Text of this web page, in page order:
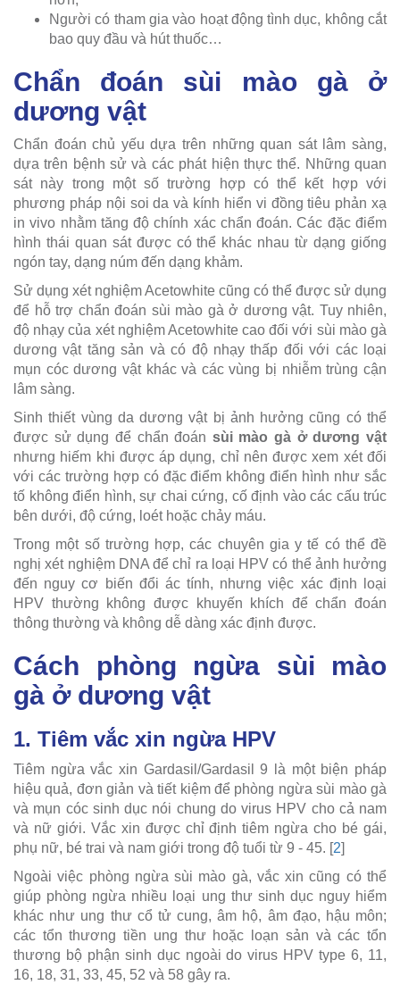
Người có tham gia vào hoạt động tình dục, không cắt
bao quy đầu và hút thuốc…
Chẩn đoán sùi mào gà ở
dương vật
Chẩn đoán chủ yếu dựa trên những quan sát lâm sàng,
dựa trên bệnh sử và các phát hiện thực thể. Những quan
sát này trong một số trường hợp có thể kết hợp với
phương pháp nội soi da và kính hiển vi đồng tiêu phản xạ
in vivo nhằm tăng độ chính xác chẩn đoán. Các đặc điểm
hình thái quan sát được có thể khác nhau từ dạng giống
ngón tay, dạng núm đến dạng khảm.
Sử dụng xét nghiệm Acetowhite cũng có thể được sử dụng
để hỗ trợ chẩn đoán sùi mào gà ở dương vật. Tuy nhiên,
độ nhạy của xét nghiệm Acetowhite cao đối với sùi mào gà
dương vật tăng sản và có độ nhạy thấp đối với các loại
mụn cóc dương vật khác và các vùng bị nhiễm trùng cận
lâm sàng.
Sinh thiết vùng da dương vật bị ảnh hưởng cũng có thể
được sử dụng để chẩn đoán sùi mào gà ở dương vật
nhưng hiếm khi được áp dụng, chỉ nên được xem xét đối
với các trường hợp có đặc điểm không điển hình như sắc
tố không điển hình, sự chai cứng, cố định vào các cấu trúc
bên dưới, độ cứng, loét hoặc chảy máu.
Trong một số trường hợp, các chuyên gia y tế có thể đề
nghị xét nghiệm DNA để chỉ ra loại HPV có thể ảnh hưởng
đến nguy cơ biến đổi ác tính, nhưng việc xác định loại
HPV thường không được khuyến khích để chẩn đoán
thông thường và không dễ dàng xác định được.
Cách phòng ngừa sùi mào
gà ở dương vật
1. Tiêm vắc xin ngừa HPV
Tiêm ngừa vắc xin Gardasil/Gardasil 9 là một biện pháp
hiệu quả, đơn giản và tiết kiệm để phòng ngừa sùi mào gà
và mụn cóc sinh dục nói chung do virus HPV cho cả nam
và nữ giới. Vắc xin được chỉ định tiêm ngừa cho bé gái,
phụ nữ, bé trai và nam giới trong độ tuổi từ 9 - 45. [2]
Ngoài việc phòng ngừa sùi mào gà, vắc xin cũng có thể
giúp phòng ngừa nhiều loại ung thư sinh dục nguy hiểm
khác như ung thư cổ tử cung, âm hộ, âm đạo, hậu môn;
các tổn thương tiền ung thư hoặc loạn sản và các tổn
thương bộ phận sinh dục ngoài do virus HPV type 6, 11,
16, 18, 31, 33, 45, 52 và 58 gây ra.